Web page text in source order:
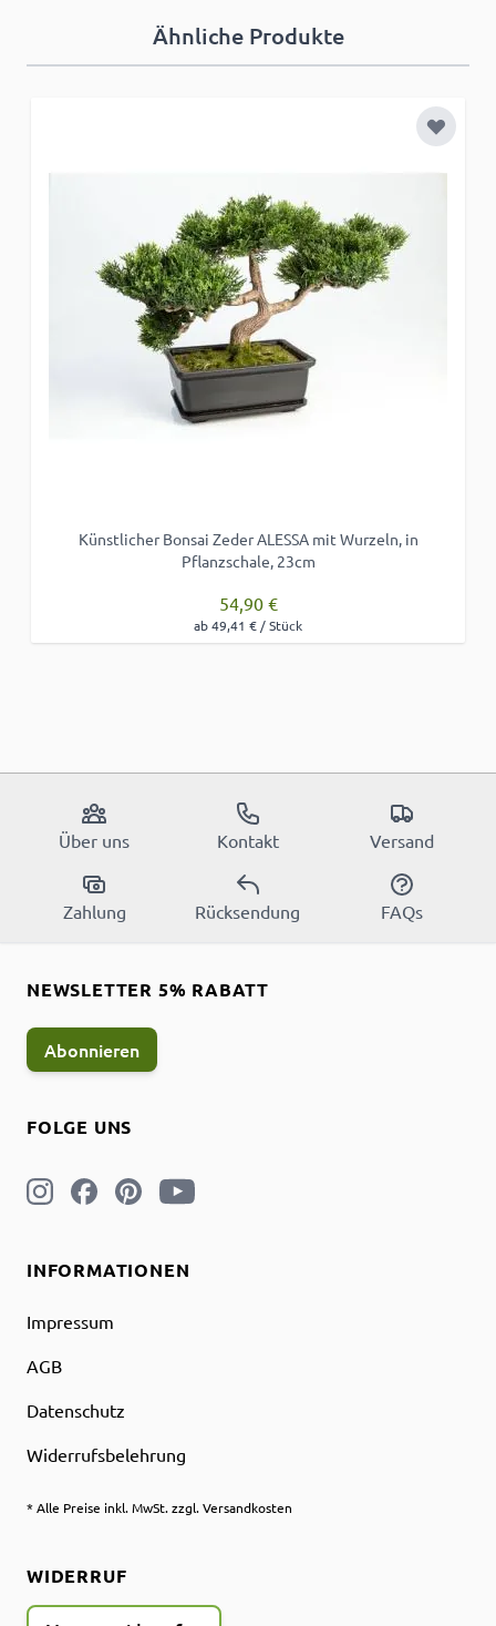
Ähnliche Produkte
Zur
Künstlicher Bonsai Zeder ALESSA mit Wurzeln, in
Pflanzschale, 23cm
54,90 €
ab 49,41 € / Stück
Über uns Kontakt Versand
Zahlung Rücksendung FAQs
INFORMATIONEN
Impressum
AGB
Datenschutz
Widerrufsbelehrung
* Alle Preise inkl. MwSt. zzgl. Versandkosten
FOLGE UNS
NEWSLETTER 5% RABATT
Abonnieren
WIDERRUF